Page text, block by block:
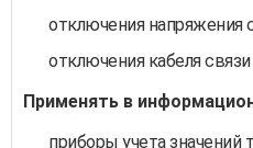
отключения напряжения
отключения кабеля связи
Применять в
приборы учета значений